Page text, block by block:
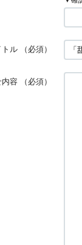
トル （必須）
容 （必須）